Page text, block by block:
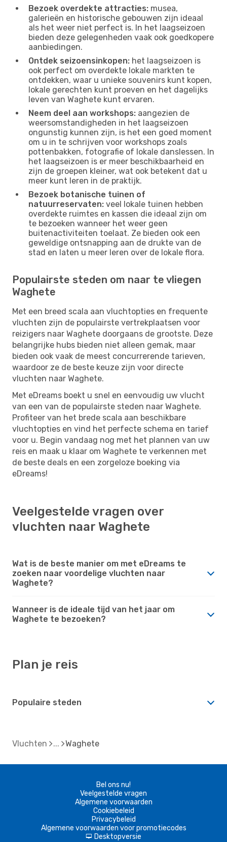
Bezoek overdekte attracties: musea,
galerieën en historische gebouwen zijn ideaal
als het weer niet perfect is. In het laagseizoen
bieden deze gelegenheden vaak ook goedkopere
aanbiedingen.
Ontdek seizoensinkopen: het laagseizoen is
ook perfect om overdekte lokale markten te
ontdekken, waar u unieke souvenirs kunt kopen,
lokale gerechten kunt proeven en het dagelijks
leven van Waghete kunt ervaren.
Neem deel aan workshops: aangezien de
weersomstandigheden in het laagseizoen
ongunstig kunnen zijn, is het een goed moment
om u in te schrijven voor workshops zoals
pottenbakken, fotografie of lokale danslessen. In
het laagseizoen is er meer beschikbaarheid en
zijn de groepen kleiner, wat ook betekent dat u
meer kunt leren in de praktijk.
Bezoek botanische tuinen of
natuurreservaten: veel lokale tuinen hebben
overdekte ruimtes en kassen die ideaal zijn om
te bezoeken wanneer het weer geen
buitenactiviteiten toelaat. Ze bieden ook een
geweldige ontsnapping aan de drukte van de
stad en laten u meer leren over de lokale flora.
Populairste steden om naar te vliegen
Waghete
Met een breed scala aan vluchtopties en frequente
vluchten zijn de populairste vertrekplaatsen voor
reizigers naar Waghete doorgaans de grootste. Deze
belangrijke hubs bieden niet alleen gemak, maar
bieden ook vaak de meest concurrerende tarieven,
waardoor ze de beste keuze zijn voor directe
vluchten naar Waghete.
Met eDreams boekt u snel en eenvoudig uw vlucht
van een van de populairste steden naar Waghete.
Profiteer van het brede scala aan beschikbare
vluchtopties en vind het perfecte schema en tarief
voor u. Begin vandaag nog met het plannen van uw
reis en maak u klaar om Waghete te verkennen met
de beste deals en een zorgeloze boeking via
eDreams!
Veelgestelde vragen over
vluchten naar Waghete
Wat is de beste manier om met eDreams te
zoeken naar voordelige vluchten naar
Waghete?
Wanneer is de ideale tijd van het jaar om
Waghete te bezoeken?
Plan je reis
Populaire steden
Vluchten Waghete
Bel ons nu!
Veelgestelde vragen
Algemene voorwaarden
Cookiebeleid
Privacybeleid
Algemene voorwaarden voor promotiecodes
d Desktopversie